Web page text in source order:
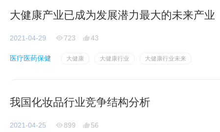
大健康产业已成为发展潜力最大的未来产业
2021-04-29 723 43
医疗医药保健 大健康 大健康行业 大健康行业未来
我国化妆品行业竞争结构分析
2021-04-25 899 56